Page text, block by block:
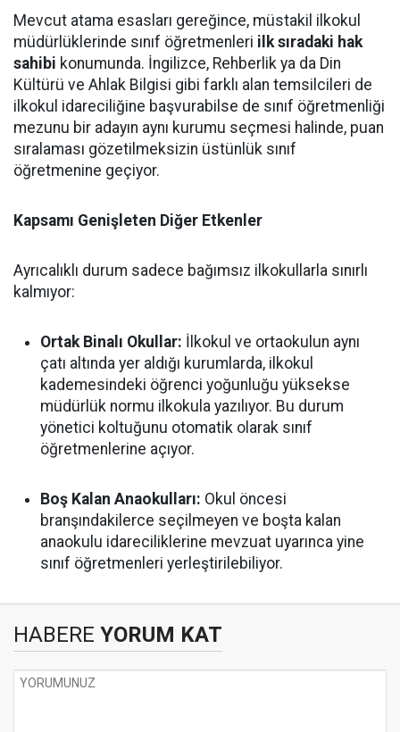
Mevcut atama esasları gereğince, müstakil ilkokul
müdürlüklerinde sınıf öğretmenleri ilk sıradaki hak
sahibi konumunda. İngilizce, Rehberlik ya da Din
Kültürü ve Ahlak Bilgisi gibi farklı alan temsilcileri de
ilkokul idareciliğine başvurabilse de sınıf öğretmenliği
mezunu bir adayın aynı kurumu seçmesi halinde, puan
sıralaması gözetilmeksizin üstünlük sınıf
öğretmenine geçiyor.
Kapsamı Genişleten Diğer Etkenler
Ayrıcalıklı durum sadece bağımsız ilkokullarla sınırlı
kalmıyor:
Ortak Binalı Okullar: İlkokul ve ortaokulun aynı
çatı altında yer aldığı kurumlarda, ilkokul
kademesindeki öğrenci yoğunluğu yüksekse
müdürlük normu ilkokula yazılıyor. Bu durum
yönetici koltuğunu otomatik olarak sınıf
öğretmenlerine açıyor.
Boş Kalan Anaokulları: Okul öncesi
branşındakilerce seçilmeyen ve boşta kalan
anaokulu idareciliklerine mevzuat uyarınca yine
sınıf öğretmenleri yerleştirilebiliyor.
HABERE YORUM KAT